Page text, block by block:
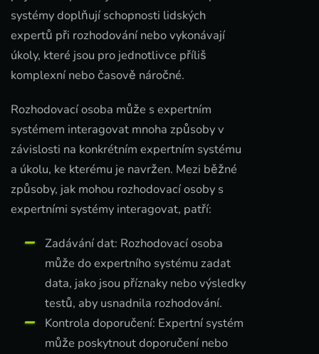
systémy doplňují schopnosti lidských
expertů při rozhodování nebo vykonávají
úkoly, které jsou pro jednotlivce příliš
komplexní nebo časově náročné.
Rozhodovací osoba může s expertním
systémem interagovat mnoha způsoby v
závislosti na konkrétním expertním systému
a úkolu, ke kterému je navržen. Mezi běžné
způsoby, jak mohou rozhodovací osoby s
expertními systémy interagovat, patří:
Zadávání dat: Rozhodovací osoba
může do expertního systému zadat
data, jako jsou příznaky nebo výsledky
testů, aby usnadnila rozhodování.
Kontrola doporučení: Expertní systém
může poskytnout doporučení nebo